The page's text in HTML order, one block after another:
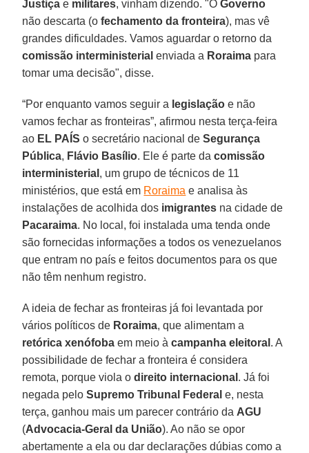
Justiça e militares, vinham dizendo. "OGoverno
não descarta (ofechamento da fronteira), mas vê
grandes dificuldades. Vamos aguardar o retorno da
comissão interministerial enviada a Roraima para
tomar uma decisão", disse.
“Por enquanto vamos seguir a legislação e não
vamos fechar as fronteiras”, afirmou nesta terça-feira
ao EL PAÍS o secretário nacional deSegurança
Pública, Flávio Basílio. Ele é parte dacomissão
interministerial , um grupo de técnicos de 11
ministérios, que está em Roraima e analisa às
instalações de acolhida dos imigrantes na cidade de
Pacaraima. No local, foi instalada uma tenda onde
são fornecidas informações a todos os venezuelanos
que entram no país e feitos documentos para os que
não têm nenhum registro.
A ideia de fechar as fronteiras já foi levantada por
vários políticos de Roraima, que alimentam a
retórica xenófobaem meio à campanha eleitoral . A
possibilidade de fechar a fronteira é considera
remota, porque viola odireito internacional . Já foi
negada peloSupremo Tribunal Federal e, nesta
terça, ganhou mais um parecer contrário da AGU
(Advocacia-Geral da União). Ao não se opor
abertamente a ela ou dar declarações dúbias como a